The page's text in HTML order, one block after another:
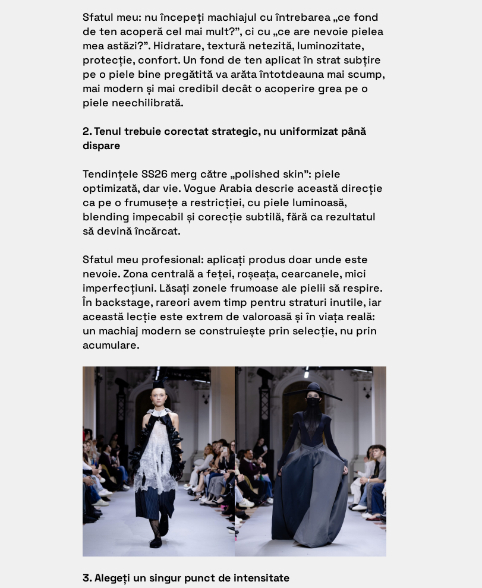
Sfatul meu: nu începeți machiajul cu întrebarea „ce fond
de ten acoperă cel mai mult?”, ci cu „ce are nevoie pielea
mea astăzi?”. Hidratare, textură netezită, luminozitate,
protecție, confort. Un fond de ten aplicat în strat subțire
pe o piele bine pregătită va arăta întotdeauna mai scump,
mai modern și mai credibil decât o acoperire grea pe o
piele neechilibrată.
2. Tenul trebuie corectat strategic, nu uniformizat până
dispare
Tendințele SS26 merg către „polished skin”: piele
optimizată, dar vie. Vogue Arabia descrie această direcție
ca pe o frumusețe a restricției, cu piele luminoasă,
blending impecabil și corecție subtilă, fără ca rezultatul
să devină încărcat.
Sfatul meu profesional: aplicați produs doar unde este
nevoie. Zona centrală a feței, roșeața, cearcanele, mici
imperfecțiuni. Lăsați zonele frumoase ale pielii să respire.
În backstage, rareori avem timp pentru straturi inutile, iar
această lecție este extrem de valoroasă și în viața reală:
un machiaj modern se construiește prin selecție, nu prin
acumulare.
3. Alegeți un singur punct de intensitate